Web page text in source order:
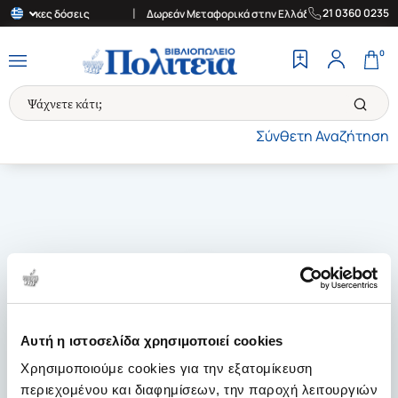
Αυτή η ιστοσελίδα χρησιμοποιεί cookies
Χρησιμοποιούμε cookies για την εξατομίκευση
περιεχομένου και διαφημίσεων, την παροχή λειτουργιών
άτοκες δόσεις Δωρεάν Μεταφορικά στην Ελλάδα για αγορές άνω
21 0360 0235
Σύνθετη Αναζήτηση
0